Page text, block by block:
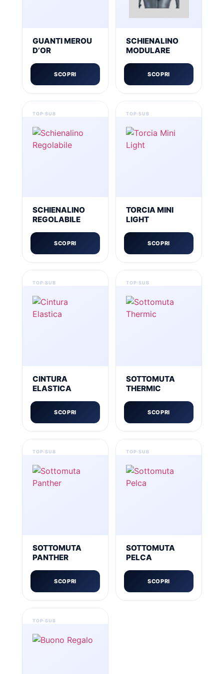
GUANTI MEROU
D’OR
SCOPRI
SCHIENALINO
MODULARE
SCOPRI
SCHIENALINO
REGOLABILE
SCOPRI
TORCIA MINI
LIGHT
SCOPRI
CINTURA
ELASTICA
SCOPRI
SOTTOMUTA
THERMIC
SCOPRI
SOTTOMUTA
PANTHER
SCOPRI
SOTTOMUTA
PELCA
SCOPRI
Questo